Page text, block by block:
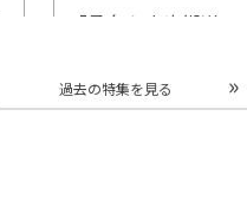
「桑名かき氷街道
開催中
過去の特集を見る